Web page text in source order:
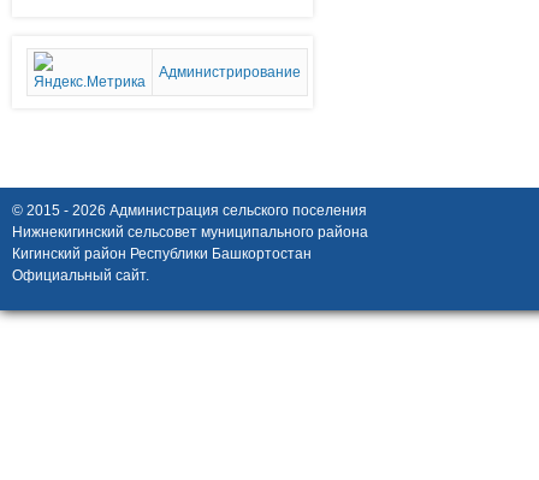
Администрирование
© 2015 - 2026 Администрация сельского поселения
Нижнекигинский сельсовет муниципального района
Кигинский район Республики Башкортостан
Официальный сайт.